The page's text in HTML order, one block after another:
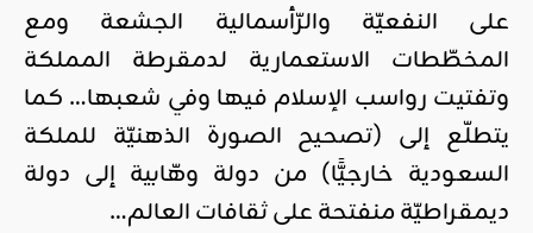
على النفعيّة والرّأسمالية الجشعة ومع
المخطّطات الاستعمارية لدمقرطة المملكة
وتفتيت رواسب الإسلام فيها وفي شعبها… كما
يتطلّع إلى (تصحيح الصورة الذهنيّة للملكة
السعودية خارجيًّا) من دولة وهّابية إلى دولة
ديمقراطيّة منفتحة على ثقافات العالم…